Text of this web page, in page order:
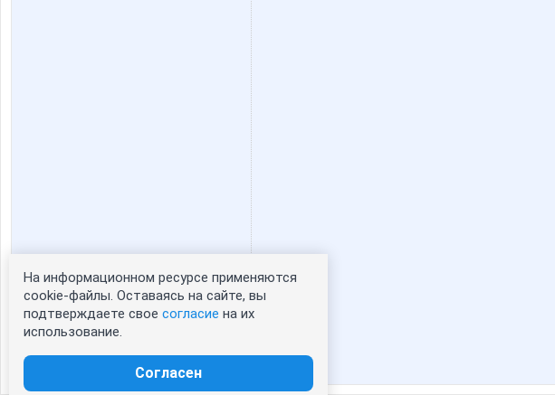
Статистика портрета:
сейчас просматривают портрет - 0
зарегистрированные пользователи
На информационном ресурсе применяются
cookie-файлы. Оставаясь на сайте, вы
подтверждаете свое согласие на их
использование.
Согласен